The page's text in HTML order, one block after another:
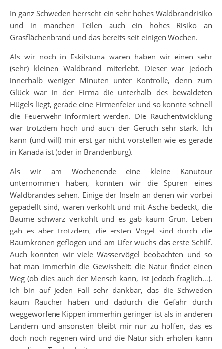
In ganz Schweden herrscht ein sehr hohes Waldbrandrisiko
und in manchen Teilen auch ein hohes Risiko an
Grasflächenbrand und das bereits seit einigen Wochen.
Als wir noch in Eskilstuna waren haben wir einen sehr
(sehr) kleinen Waldbrand miterlebt. Dieser war jedoch
innerhalb weniger Minuten unter Kontrolle, denn zum
Glück war in der Firma die unterhalb des bewaldeten
Hügels liegt, gerade eine Firmenfeier und so konnte schnell
die Feuerwehr informiert werden. Die Rauchentwicklung
war trotzdem hoch und auch der Geruch sehr stark. Ich
kann (und will) mir erst gar nicht vorstellen wie es gerade
in Kanada ist (oder in Brandenburg).
Als wir am Wochenende eine kleine Kanutour
unternommen haben, konnten wir die Spuren eines
Waldbrandes sehen. Einige der Inseln an denen wir vorbei
gepadellt sind, waren verkohlt und mit Asche bedeckt, die
Bäume schwarz verkohlt und es gab kaum Grün. Leben
gab es aber trotzdem, die ersten Vögel sind durch die
Baumkronen geflogen und am Ufer wuchs das erste Schilf.
Auch konnten wir viele Wasservögel beobachten und so
hat man immerhin die Gewissheit: die Natur findet einen
Weg (ob dies auch der Mensch kann, ist jedoch fraglich…).
Ich bin auf jeden Fall sehr dankbar, das die Schweden
kaum Raucher haben und dadurch die Gefahr durch
weggeworfene Kippen immerhin geringer ist als in anderen
Ländern und ansonsten bleibt mir nur zu hoffen, das es
doch noch regenen wird und die Natur sich erholen kann